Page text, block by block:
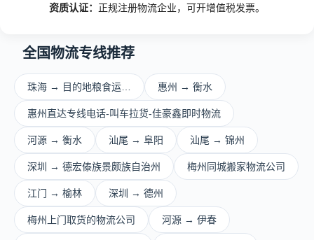
资质认证： 正规注册物流企业，可开增值税发票。
全国物流专线推荐
珠海 → 目的地粮食运… 惠州 → 衡水
惠州直达专线电话-叫车拉货-佳豪鑫即时物流
河源 → 衡水 汕尾 → 阜阳 汕尾 → 锦州
深圳 → 德宏傣族景颇族自治州 梅州同城搬家物流公司
江门 → 榆林 深圳 → 德州
梅州上门取货的物流公司 河源 → 伊春